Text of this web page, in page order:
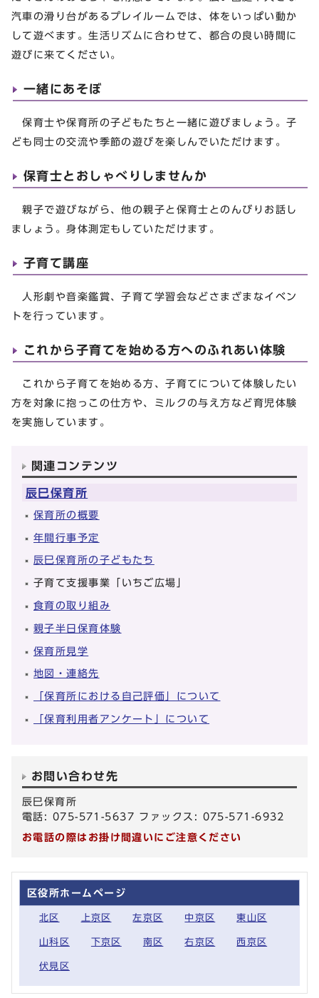
汽車の滑り台があるプレイルームでは、体をいっぱい動か
して遊べます。生活リズムに合わせて、都合の良い時間に
遊びに来てください。
一緒にあそぼ
保育士や保育所の子どもたちと一緒に遊びましょう。子
ども同士の交流や季節の遊びを楽しんでいただけます。
保育士とおしゃべりしませんか
親子で遊びながら、他の親子と保育士とのんびりお話し
ましょう。身体測定もしていただけます。
子育て講座
人形劇や音楽鑑賞、子育て学習会などさまざまなイベン
トを行っています。
これから子育てを始める方へのふれあい体験
これから子育てを始める方、子育てについて体験したい
方を対象に抱っこの仕方や、ミルクの与え方など育児体験
を実施しています。
関連コンテンツ
辰巳保育所
保育所の概要
年間行事予定
辰巳保育所の子どもたち
子育て支援事業「いちご広場」
食育の取り組み
親子半日保育体験
保育所見学
地図・連絡先
「保育所における自己評価」について
「保育利用者アンケート」について
お問い合わせ先
辰巳保育所
電話: 075-571-5637 ファックス: 075-571-6932
お電話の際はお掛け間違いにご注意ください
区役所ホームページ
北区 上京区 左京区 中京区 東山区
山科区 下京区 南区 右京区 西京区
伏見区